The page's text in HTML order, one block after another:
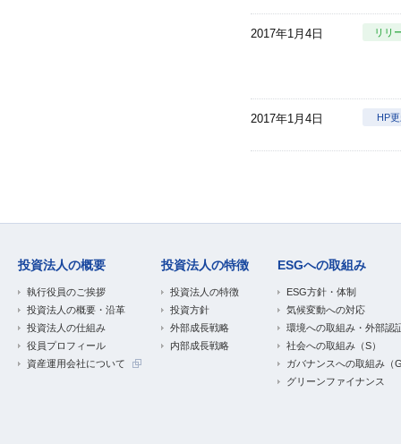
2017年1月4日 リリ
2017年1月4日 HP
投資法人の概要
執行役員のご挨拶
投資法人の概要・沿革
投資法人の仕組み
役員プロフィール
資産運用会社について
投資法人の特徴
投資法人の特徴
投資方針
外部成長戦略
内部成長戦略
ESGへの取組み
ESG方針・体制
気候変動への対応
環境への取組み・外部認
社会への取組み（S）
ガバナンスへの取組み（
グリーンファイナンス